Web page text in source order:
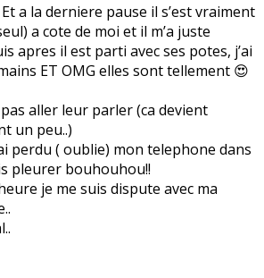
a la derniere pause il s’est vraiment
a cote de moi et il m’a juste
apres il est parti avec ses potes, j’ai
ET OMG elles sont tellement 😍
aller leur parler (ca devient
un peu..)
perdu ( oublie) mon telephone dans
pleurer bouhouhou!!
je me suis dispute avec ma